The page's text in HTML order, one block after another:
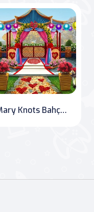
Mary Knots Bahçe Düğünü Saklı Nesne